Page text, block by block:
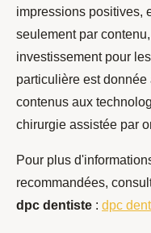
impressions positives,
seulement par
investissement pour
particulière est
contenus aux
chirurgie assistée par
Pour plus
recommandées,
dpc dentiste : dpc